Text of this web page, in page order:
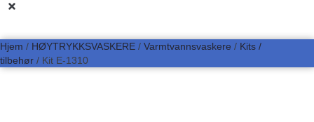
Hjem / HØYTRYKKSVASKERE / Varmtvannsvaskere / Kits /
tilbehør / Kit E-1310